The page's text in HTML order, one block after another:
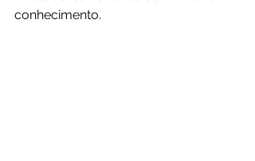
conhecimento.